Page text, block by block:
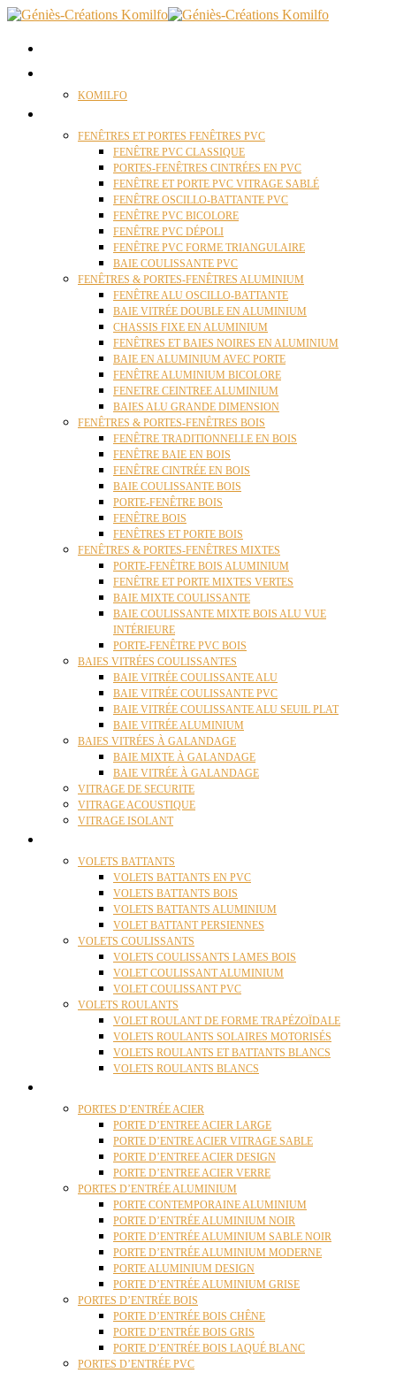
KOMILFO
FENÊTRES ET PORTES FENÊTRES PVC
FENÊTRE PVC CLASSIQUE
PORTES-FENÊTRES CINTRÉES EN PVC
FENÊTRE ET PORTE PVC VITRAGE SABLÉ
FENÊTRE OSCILLO-BATTANTE PVC
FENÊTRE PVC BICOLORE
FENÊTRE PVC DÉPOLI
FENÊTRE PVC FORME TRIANGULAIRE
BAIE COULISSANTE PVC
FENÊTRES & PORTES-FENÊTRES ALUMINIUM
FENÊTRE ALU OSCILLO-BATTANTE
BAIE VITRÉE DOUBLE EN ALUMINIUM
CHASSIS FIXE EN ALUMINIUM
FENÊTRES ET BAIES NOIRES EN ALUMINIUM
BAIE EN ALUMINIUM AVEC PORTE
FENÊTRE ALUMINIUM BICOLORE
FENETRE CEINTREE ALUMINIUM
BAIES ALU GRANDE DIMENSION
FENÊTRES & PORTES-FENÊTRES BOIS
FENÊTRE TRADITIONNELLE EN BOIS
FENÊTRE BAIE EN BOIS
FENÊTRE CINTRÉE EN BOIS
BAIE COULISSANTE BOIS
PORTE-FENÊTRE BOIS
FENÊTRE BOIS
FENÊTRES ET PORTE BOIS
FENÊTRES & PORTES-FENÊTRES MIXTES
PORTE-FENÊTRE BOIS ALUMINIUM
FENÊTRE ET PORTE MIXTES VERTES
BAIE MIXTE COULISSANTE
BAIE COULISSANTE MIXTE BOIS ALU VUE
INTÉRIEURE
PORTE-FENÊTRE PVC BOIS
BAIES VITRÉES COULISSANTES
BAIE VITRÉE COULISSANTE ALU
BAIE VITRÉE COULISSANTE PVC
BAIE VITRÉE COULISSANTE ALU SEUIL PLAT
BAIE VITRÉE ALUMINIUM
BAIES VITRÉES À GALANDAGE
BAIE MIXTE À GALANDAGE
BAIE VITRÉE À GALANDAGE
VITRAGE DE SECURITE
VITRAGE ACOUSTIQUE
VITRAGE ISOLANT
VOLETS BATTANTS
VOLETS BATTANTS EN PVC
VOLETS BATTANTS BOIS
VOLETS BATTANTS ALUMINIUM
VOLET BATTANT PERSIENNES
VOLETS COULISSANTS
VOLETS COULISSANTS LAMES BOIS
VOLET COULISSANT ALUMINIUM
VOLET COULISSANT PVC
VOLETS ROULANTS
VOLET ROULANT DE FORME TRAPÉZOÏDALE
VOLETS ROULANTS SOLAIRES MOTORISÉS
VOLETS ROULANTS ET BATTANTS BLANCS
VOLETS ROULANTS BLANCS
PORTES D’ENTRÉE ACIER
PORTE D’ENTREE ACIER LARGE
PORTE D’ENTRE ACIER VITRAGE SABLE
PORTE D’ENTREE ACIER DESIGN
PORTE D’ENTREE ACIER VERRE
PORTES D’ENTRÉE ALUMINIUM
PORTE CONTEMPORAINE ALUMINIUM
PORTE D’ENTRÉE ALUMINIUM NOIR
PORTE D’ENTRÉE ALUMINIUM SABLE NOIR
PORTE D’ENTRÉE ALUMINIUM MODERNE
PORTE ALUMINIUM DESIGN
PORTE D’ENTRÉE ALUMINIUM GRISE
PORTES D’ENTRÉE BOIS
PORTE D’ENTRÉE BOIS CHÊNE
PORTE D’ENTRÉE BOIS GRIS
PORTE D’ENTRÉE BOIS LAQUÉ BLANC
PORTES D’ENTRÉE PVC